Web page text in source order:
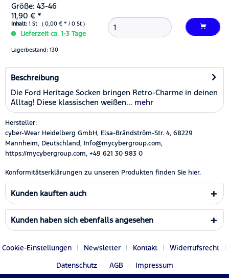
Größe: 43-46
11,90 € *
Inhalt: 1 St ( 0,00 € * / 0 St )
Lieferzeit ca. 1-3 Tage
Lagerbestand: 130
Beschreibung
Die Ford Heritage Socken bringen Retro-Charme in deinen
Alltag! Diese klassischen weißen... mehr
Hersteller:
cyber-Wear Heidelberg GmbH, Elsa-Brändström-Str. 4, 68229
Mannheim, Deutschland, Info@mycybergroup.com,
https://mycybergroup.com, +49 621 30 983 0
Konformitätserklärungen zu unseren Produkten finden Sie hier.
Kunden kauften auch
Kunden haben sich ebenfalls angesehen
Cookie-Einstellungen Newsletter Kontakt
Widerrufsrecht
Datenschutz
AGB Impressum